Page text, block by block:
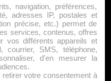
nous ?
Cookies
navigation, préférences,
adresses IP, postales et
précise, etc.) permet de
services, contenus, offres
vos différents appareils et
SMS, téléphone,
d'en mesurer la
votre consentement à